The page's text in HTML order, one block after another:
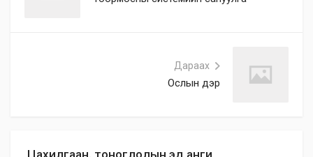
Цахилгаан, тоноглолын эд анги
Дараах
Ослын дэр